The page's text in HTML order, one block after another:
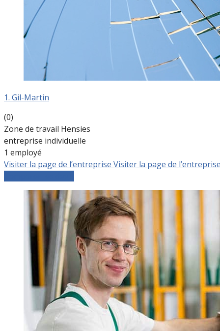
1. Gil-Martin
(0)
Zone de travail Hensies
entreprise individuelle
1 employé
Visiter la page de l’entreprise Visiter la page de